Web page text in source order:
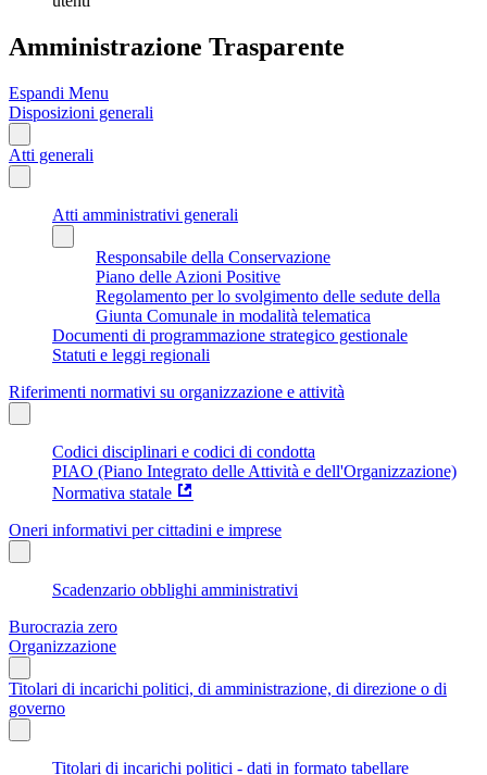
Amministrazione Trasparente
Espandi Menu
Disposizioni generali
Atti generali
Atti amministrativi generali
Responsabile della Conservazione
Piano delle Azioni Positive
Regolamento per lo svolgimento delle sedute della
Giunta Comunale in modalità telematica
Documenti di programmazione strategico gestionale
Statuti e leggi regionali
Riferimenti normativi su organizzazione e attività
Codici disciplinari e codici di condotta
PIAO (Piano Integrato delle Attività e dell'Organizzazione)
Normativa statale
Oneri informativi per cittadini e imprese
Scadenzario obblighi amministrativi
Burocrazia zero
Organizzazione
Titolari di incarichi politici, di amministrazione, di direzione o di
governo
Titolari di incarichi politici - dati in formato tabellare